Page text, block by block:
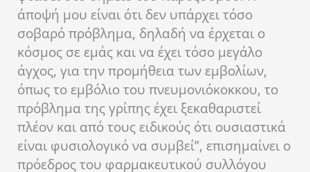
άποψή μου είναι ότι δεν υπάρχει τόσο
σοβαρό πρόβλημα, δηλαδή να έρχεται ο
κόσμος σε εμάς και να έχει τόσο μεγάλο
άγχος, για την προμήθεια των εμβολίων,
όπως το εμβόλιο του πνευμονιόκοκκου, το
πρόβλημα της γρίπης έχει ξεκαθαριστεί
πλέον και από τους ειδικούς ότι ουσιαστικά
είναι φυσιολογικό να συμβεί”, επισημαίνει ο
πρόεδρος του φαρμακευτικού συλλόγου